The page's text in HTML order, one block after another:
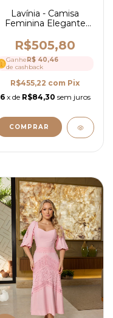
Lavínia - Camisa
Feminina Elegante
Guipir Botões Forrados
e Gola Alta - Ref 4221
R$505,80
Ganhe R$ 40,46
de cashback
R$455,22 com Pix
6 x de R$84,30 sem juros
COMPRAR